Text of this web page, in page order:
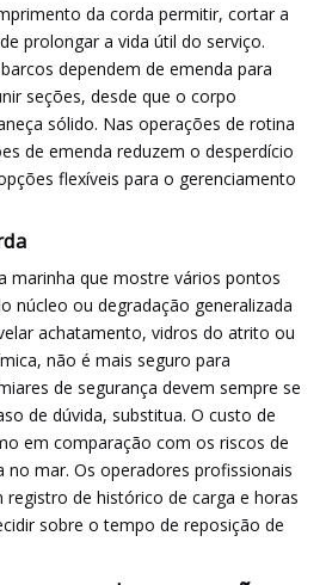
da corda permitir, cortar a
prolongar a vida útil do serviço.
dependem de emenda para
seções, desde que o corpo
sólido. Nas operações de rotina
de emenda reduzem o desperdício
flexíveis para o gerenciamento
marinha que mostre vários pontos
núcleo ou degradação generalizada
achatamento, vidros do atrito ou
não é mais seguro para
de segurança devem sempre se
de dúvida, substitua. O custo de
em comparação com os riscos de
no mar. Os operadores profissionais
de histórico de carga e horas
sobre o tempo de reposição de